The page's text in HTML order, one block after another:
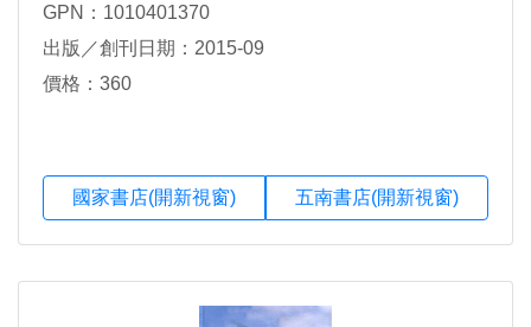
GPN：1010401370
出版／創刊日期：2015-09
價格：360
國家書店(開新視窗) 五南書店(開新視窗)